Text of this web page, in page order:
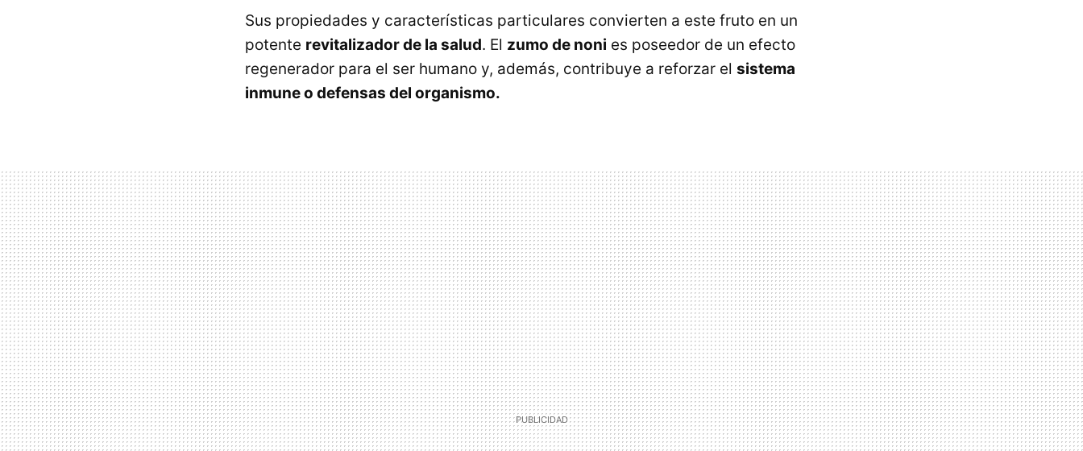
Sus propiedades y características particulares convierten a este fruto en un
potente revitalizador de la salud. El zumo de noni es poseedor de un efecto
regenerador para el ser humano y, además, contribuye a reforzar el sistema
inmune o defensas del organismo.